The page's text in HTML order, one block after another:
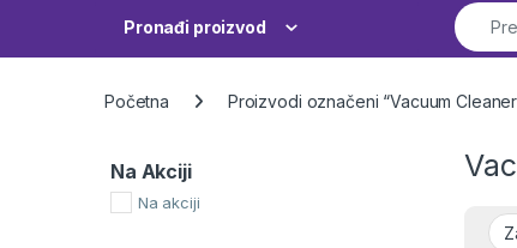
Pronađi proizvod
Search
Početna Proizvodi označeni “Vacuum
Na Akciji
Na akciji